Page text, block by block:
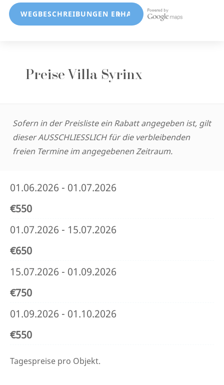
Preise Villa Syrinx
Sofern in der Preisliste ein Rabatt angegeben ist, gilt
dieser AUSSCHLIESSLICH für die verbleibenden
freien Termine im angegebenen Zeitraum.
01.06.2026 - 01.07.2026
€550
01.07.2026 - 15.07.2026
€650
15.07.2026 - 01.09.2026
€750
01.09.2026 - 01.10.2026
€550
Tagespreise pro Objekt.